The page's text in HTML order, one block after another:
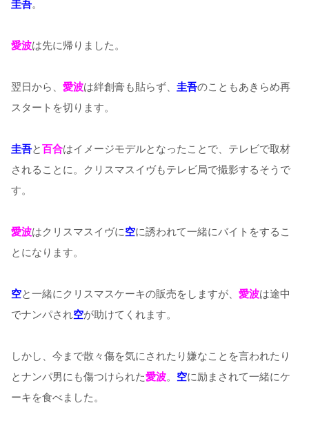
圭吾。
愛波は先に帰りました。
翌日から、 愛波は絆創膏も貼らず、 圭吾のこともあきらめ再
スタートを切ります。
圭吾と百合はイメージモデルとなったことで、テレビで取材
されることに。クリスマスイヴもテレビ局で撮影するそうで
す。
愛波はクリスマスイヴに空に誘われて一緒にバイトをするこ
とになります。
空と一緒にクリスマスケーキの販売をしますが、 愛波は途中
でナンパされ空が助けてくれます。
しかし、今まで散々傷を気にされたり嫌なことを言われたり
とナンパ男にも傷つけられた愛波。 空に励まされて一緒にケ
ーキを食べました。